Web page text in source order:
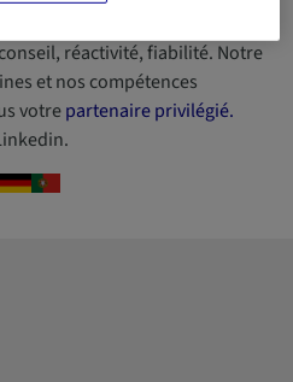
réactivité, fiabilité. Notre
et nos compétences
votrepartenaire privilégié.